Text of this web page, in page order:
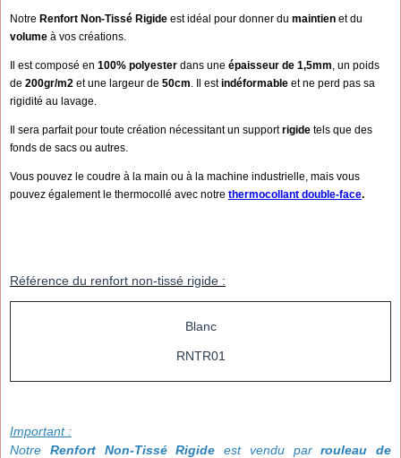
Notre Renfort Non-Tissé Rigide est idéal pour donner du maintien et du
volume à vos créations.
Il est composé en 100% polyester dans une épaisseur de 1,5mm, un poids
de 200gr/m2 et une largeur de 50cm. Il estindéformable et ne perd pas sa
rigidité au lavage.
Il sera parfait pour toute création nécessitant un supportrigide tels que des
fonds de sacs ou autres.
Vous pouvez le coudre à la main ou à la machine industrielle, mais vous
pouvez également le thermocollé avec notre thermocollant double-face.
Référence du renfort non-tissé rigide :
Blanc
RNTR01
Important :
Notre Renfort Non-Tissé Rigide est vendu parrouleau de